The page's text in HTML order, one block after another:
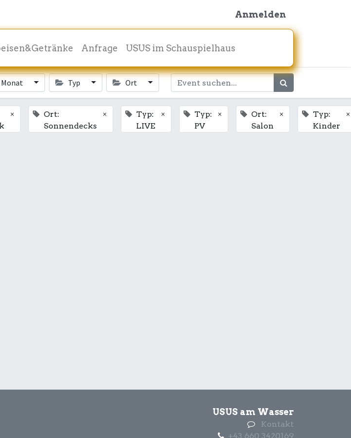
Anmelden
Anfrage USUS im Schauspielhaus
Monat Typ Ort
×
Ort:
Sonnendecks
×
Typ:
LIVE
×
Typ:
PV
×
Ort:
Salon
×
Typ:
Kinder
×
USUS am Wasser
Kontakt
+43 660 3420169